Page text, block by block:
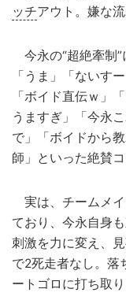
ッチアウト。嫌な
今永の“超絶牽制”
「うま」「ないす
「ボイド直伝ｗ」
うますぎ」「今永
で」「ボイドから
師」といった絶賛
実は、チームメ
ており、今永自身
刺激を力に変え、
で2死走者なし。落
ートゴロに打ち取